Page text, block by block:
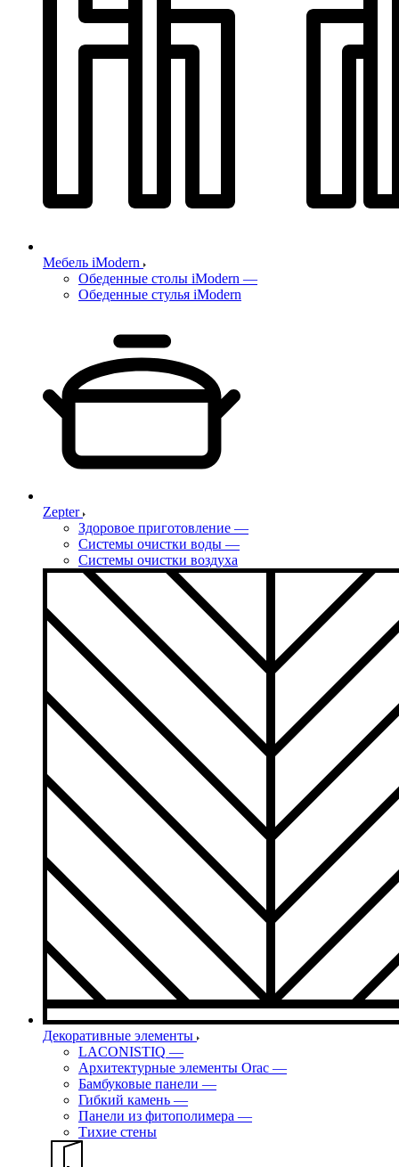
Мебель iModern
Обеденные столы iModern —
Обеденные стулья iModern
Zepter
Здоровое приготовление —
Системы очистки воды —
Системы очистки воздуха
Декоративные элементы
LACONISTIQ —
Архитектурные элементы Orac —
Бамбуковые панели —
Гибкий камень —
Панели из фитополимера —
Тихие стены